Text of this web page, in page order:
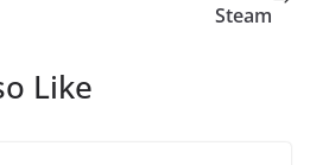
Steam
Like